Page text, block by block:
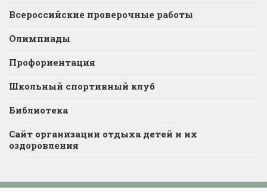
Всероссийские проверочные работы
Олимпиады
Профориентация
Школьный спортивный клуб
Библиотека
Сайт организации отдыха детей и их
оздоровления